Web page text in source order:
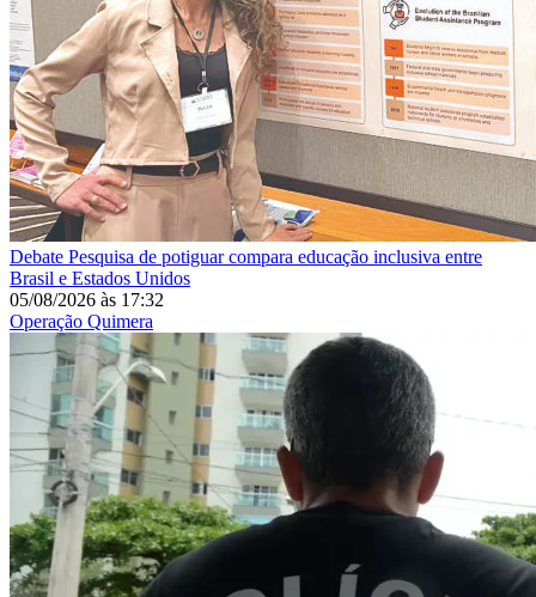
Debate Pesquisa de potiguar compara educação inclusiva entre
Brasil e Estados Unidos
05/08/2026 às 17:32
Operação Quimera